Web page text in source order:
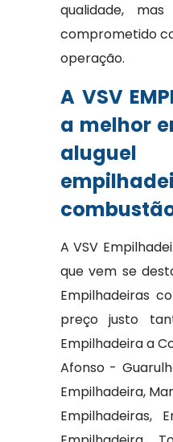
qualidade,
comprometido
operação.
A VSV
a melhor
A VSV
que vem se
Empilhadeiras
preço justo
Empilhadeira a
Afonso -
Empilhadeira,
Empilhadeiras,